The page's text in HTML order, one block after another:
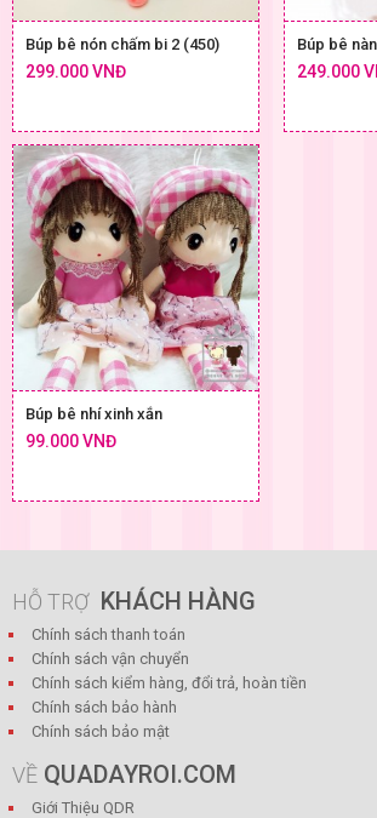
Búp bê nón chấm bi 2 (450)
299.000 VNĐ
Búp bê
249.000
Búp bê nhí xinh xắn
99.000 VNĐ
HỖ TRỢ KHÁCH HÀNG
Chính sách thanh toán
Chính sách vận chuyển
Chính sách kiểm hàng, đổi trả, hoàn tiền
Chính sách bảo hành
Chính sách bảo mật
VỀ QUADAYROI.COM
Giới Thiệu QDR